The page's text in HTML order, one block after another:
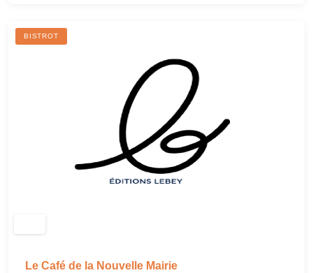
BISTROT
Le Café de la Nouvelle Mairie